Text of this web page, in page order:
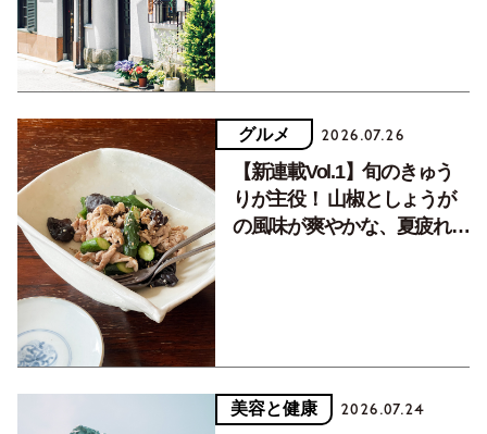
グルメ 2026.07.26
【新連載Vol.1】旬のきゅう
りが主役！ 山椒としょうが
の風味が爽やかな、夏疲れを
美容と健康 2026.07.24